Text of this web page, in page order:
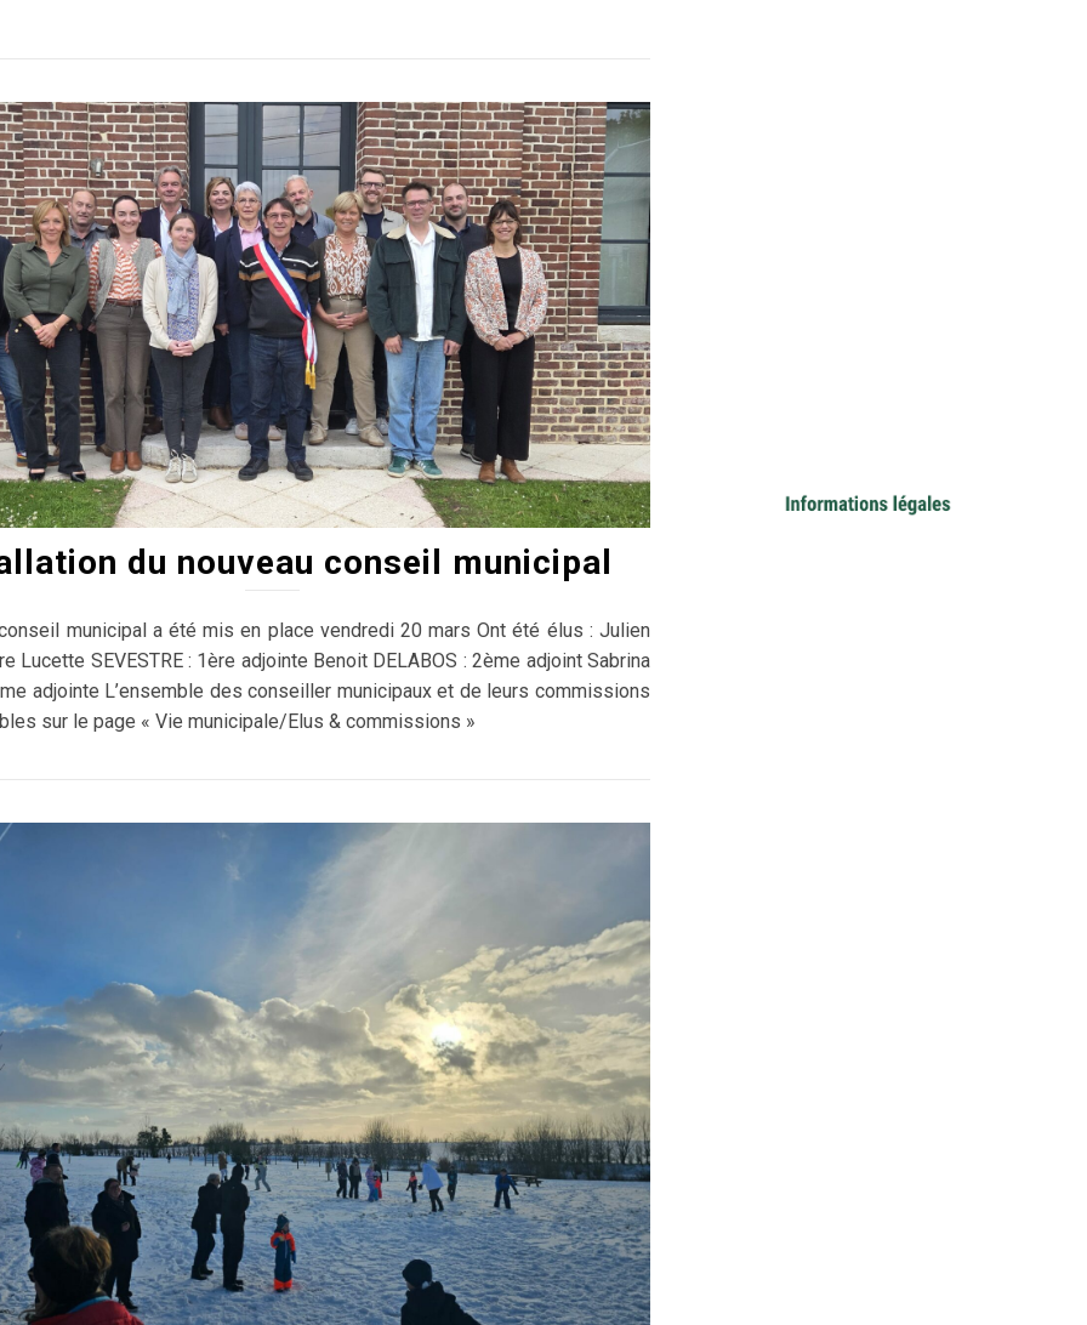
du nouveau conseil municipal
municipal a été mis en place vendredi 20 mars Ont été élus : Julien
Lucette SEVESTRE : 1ère adjointe Benoit DELABOS : 2ème adjoint Sabrina
adjointe L’ensemble des conseiller municipaux et de leurs commissions
sur le page « Vie municipale/Elus & commissions »